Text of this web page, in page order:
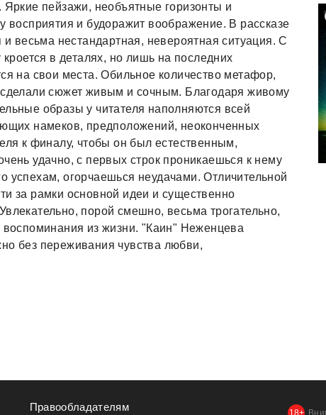
пейзажи, необъятные горизонты и
восприятия и будоражит воображение. В рассказе
и весьма нестандартная, невероятная ситуация. С
в деталях, но лишь на последних
на свои места. Обильное количество метафор,
сюжет живым и сочным. Благодаря живому
образы у читателя наполняются всей
намеков, предположений, неоконченных
к финалу, чтобы он был естественным,
удачно, с первых строк проникаешься к нему
огорчаешься неудачами. Отличительной
за рамки основной идеи и существенно
порой смешно, весьма трогательно,
воспоминания из жизни. "Каин" Неженцева
без переживания чувства любви,
Правообладателям